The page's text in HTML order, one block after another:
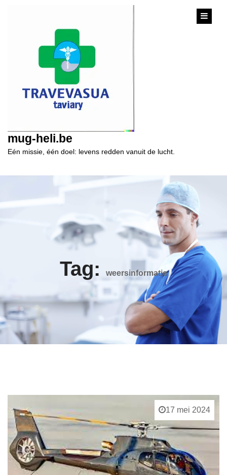
mug-heli.be
Eén missie, één doel: levens redden vanuit de lucht.
Tag: weersinformatie
17 mei 2024